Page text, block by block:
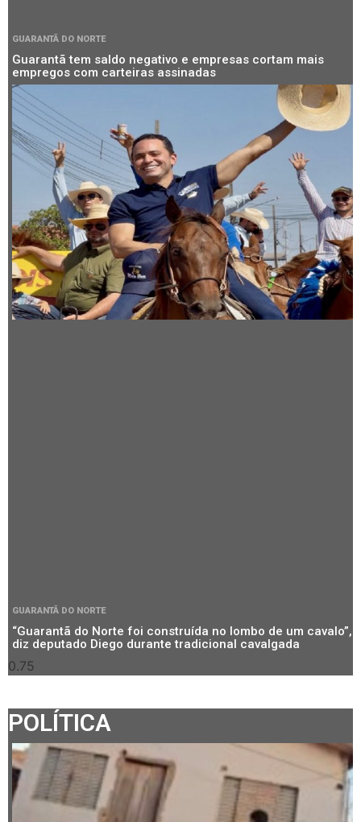
GUARANTÃ DO NORTE
Guarantã tem saldo negativo e empresas cortam mais
empregos com carteiras assinadas
GUARANTÃ DO NORTE
“Guarantã do Norte foi construída no lombo de um cavalo”,
diz deputado Diego durante tradicional cavalgada
POLÍTICA